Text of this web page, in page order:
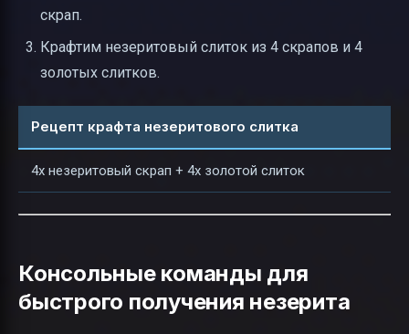
скрап.
Крафтим незеритовый слиток из 4 скрапов и 4
золотых слитков.
Рецепт крафта незеритового слитка
4x незеритовый скрап + 4x золотой слиток
Консольные команды для
быстрого получения незерита